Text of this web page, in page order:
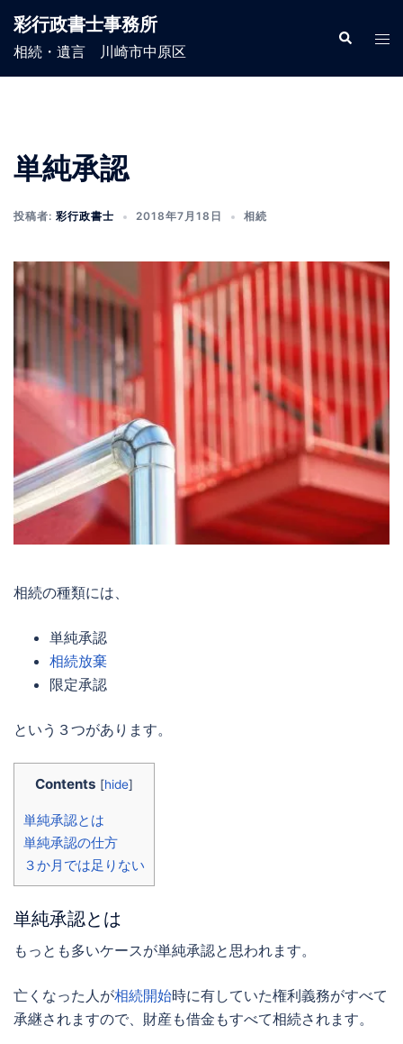
ン
彩行政書士事務所
相続・遺言 川崎市中原区
検
索
ト
単純承認
投稿者: 彩行政書士 2018年7月18日 相続
相続の種類には、
単純承認
相続放棄
限定承認
という３つがあります。
Contents [hide]
単純承認とは
単純承認の仕方
３か月では足りない
単純承認とは
もっとも多いケースが単純承認と思われます。
亡くなった人が相続開始時に有していた権利義務がすべて
承継されますので、財産も借金もすべて相続されます。